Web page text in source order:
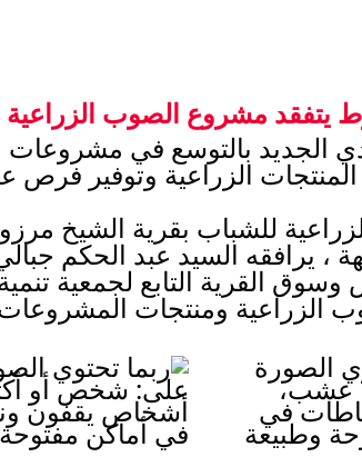
يتفقد مشروع الصوب
، يرافقه السيد عبد الحكم